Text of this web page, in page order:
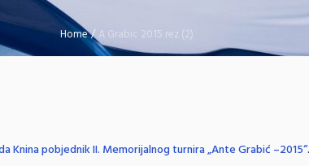
Home/A Grabic 2015 rez (2)
Knina pobjednik II. Memorijalnog turnira „Ante Grabić –2015“.